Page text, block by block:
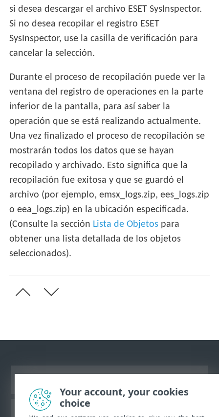
si desea descargar el archivo ESET SysInspector.
Si no desea recopilar el registro ESET
SysInspector, use la casilla de verificación para
cancelar la selección.
Durante el proceso de recopilación puede ver la
ventana del registro de operaciones en la parte
inferior de la pantalla, para así saber la
operación que se está realizando actualmente.
Una vez finalizado el proceso de recopilación se
mostrarán todos los datos que se hayan
recopilado y archivado. Esto significa que la
recopilación fue exitosa y que se guardó el
archivo (por ejemplo, emsx_logs.zip, ees_logs.zip
o eea_logs.zip) en la ubicación especificada.
(Consulte la sección Lista de Objetos para
obtener una lista detallada de los objetos
seleccionados).
Base de conocimiento ESET
Your account, your cookies
choice